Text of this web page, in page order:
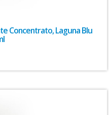
Concentrato, Laguna Blu